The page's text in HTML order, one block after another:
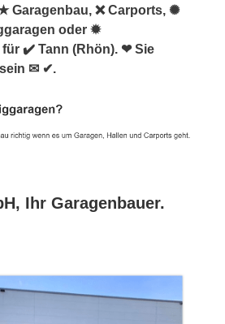
Garagenbau, ❌ Carports, ✺
oder ✹
✔️ Tann (Rhön). ❤ Sie
✉ ✔.
Ihr Garagenbauer.